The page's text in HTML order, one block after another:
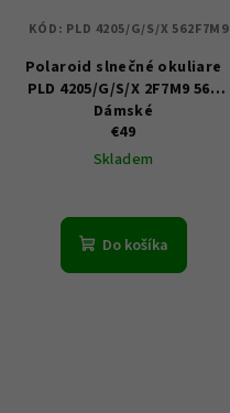
Polaroid slnečné okuliare
PLD 4205/G/S/X 2F7M9 56 -
Dámské
€49
Skladem
Do košíka
KÓD: PLD 4205/G/S/X 562F7M9